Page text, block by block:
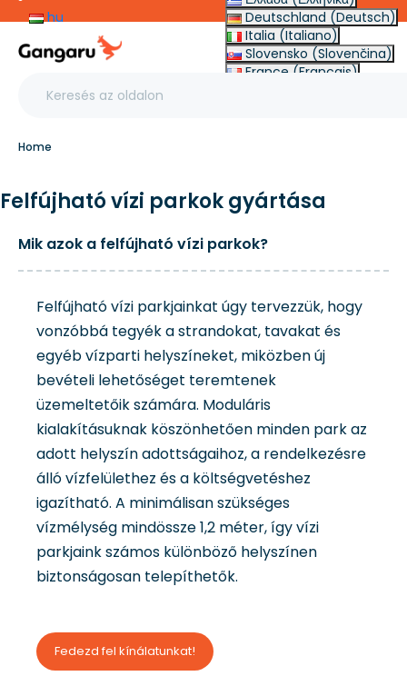
hu
Deutschland (Deutsch)
Italia (Italiano)
Slovensko (Slovenčina)
France (Français)
Home
Felfújható vízi parkok gyártása
Mik azok a felfújható vízi parkok?
Felfújható vízi parkjainkat úgy tervezzük, hogy
vonzóbbá tegyék a strandokat, tavakat és
egyéb vízparti helyszíneket, miközben új
bevételi lehetőséget teremtenek
üzemeltetőik számára. Moduláris
kialakításuknak köszönhetően minden park az
adott helyszín adottságaihoz, a rendelkezésre
álló vízfelülethez és a költségvetéshez
igazítható. A minimálisan szükséges
vízmélység mindössze 1,2 méter, így vízi
parkjaink számos különböző helyszínen
biztonságosan telepíthetők.
Fedezd fel kínálatunkat!